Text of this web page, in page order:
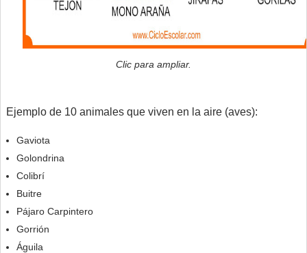
Clic para ampliar.
Ejemplo de 10 animales que viven en la aire (aves):
Gaviota
Golondrina
Colibrí
Buitre
Pájaro Carpintero
Gorrión
Águila